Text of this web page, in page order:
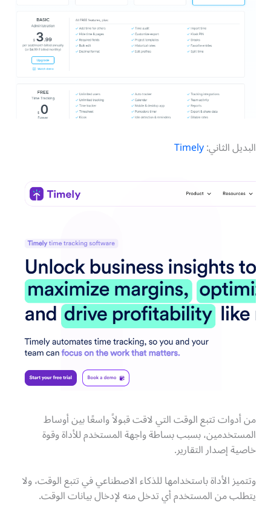
البديل الثاني:Timely
من أدوات تتبع الوقت التي لاقت قبولاً واسعًا بين أوساط
المستخدمين، بسبب بساطة واجهة المستخدم للأداة وقوة
خاصية إصدار التقارير.
وتتميز الأداة باستخدامها للذكاء الاصطناعي في تتبع الوقت، ولا
يتطلب من المستخدم أي تدخل منه لإدخال بيانات الوقت.